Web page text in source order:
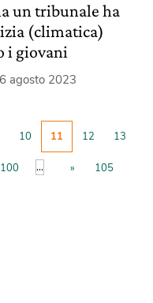
un tribunale ha
(climatica)
i giovani
agosto 2023
10 11 12 13
100 ... » 105